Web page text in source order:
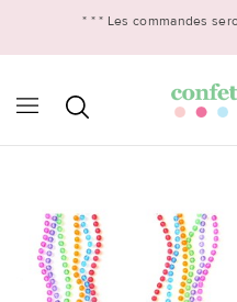
* * * Les commandes